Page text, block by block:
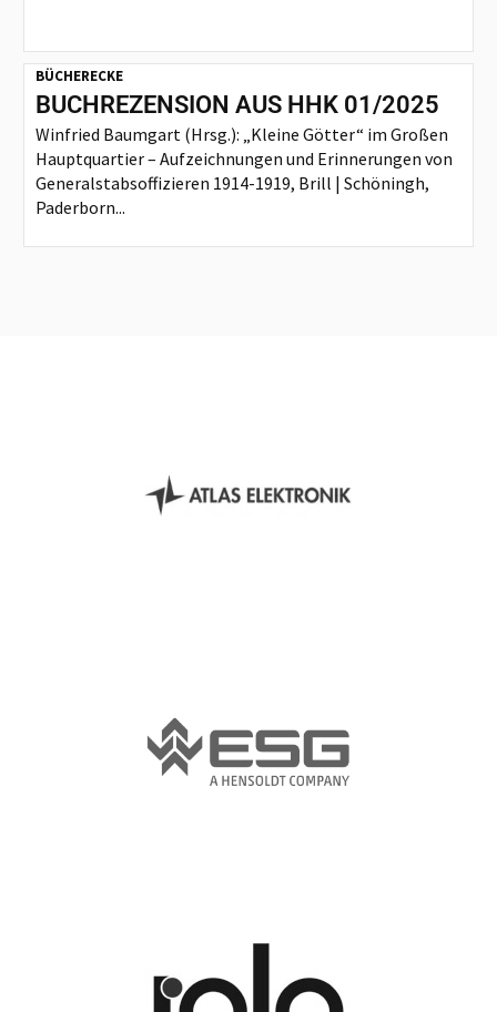
BÜCHERECKE
BUCHREZENSION AUS HHK 01/2025
Winfried Baumgart (Hrsg.): „Kleine Götter“ im Großen
Hauptquartier – Aufzeichnungen und Erinnerungen von
Generalstabsoffizieren 1914-1919, Brill | Schöningh,
Paderborn...